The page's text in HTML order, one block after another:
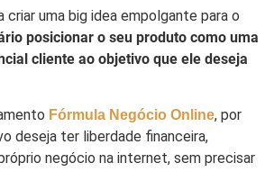
criar uma big idea empolgante para o
posicionar o seu produto como uma
cliente ao objetivo que ele deseja
Fórmula Negócio Online, por
deseja ter liberdade financeira,
negócio na internet, sem precisar